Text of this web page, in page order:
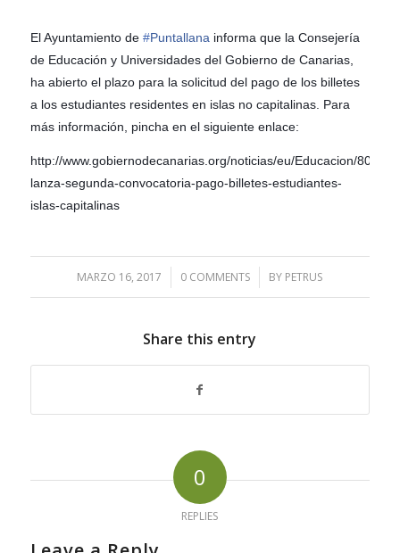
El Ayuntamiento de #Puntallanainforma que la Consejería
de Educación y Universidades del Gobierno de Canarias,
ha abierto el plazo para la solicitud del pago de los billetes
a los estudiantes residentes en islas no capitalinas. Para
más información, pincha en el siguiente enlace:
http://www.gobiernodecanarias.org/noticias/eu/Educacion/
lanza-segunda-convocatoria-pago-billetes-estudiantes-
islas-capitalinas
MARZO 16, 2017
/ 0 COMMENTS
/ BY PETRUS
Share this entry
0
REPLIES